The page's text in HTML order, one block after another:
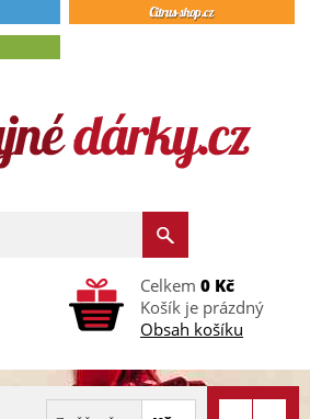
Celkem 0 Kč
Košík je prázdný
Obsah košíku